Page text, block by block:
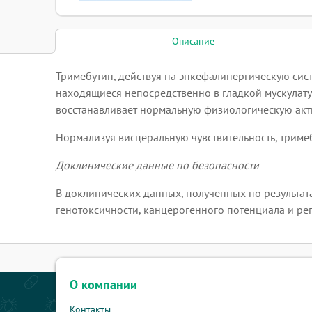
Описание
Тримебутин, действуя на энкефалинергическую
находящиеся непосредственно в гладкой
восстанавливает нормальную физиологическую
Нормализуя висцеральную чувствительность,
Доклинические данные по безопасности
В доклинических данных, полученных по
генотоксичности, канцерогенного потенциала и
О компании
Контакты